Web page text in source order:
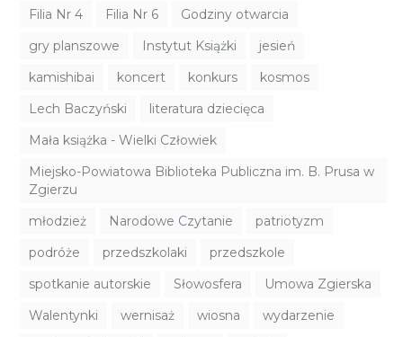
Filia Nr 4
Filia Nr 6
Godziny otwarcia
gry planszowe
Instytut Książki
jesień
kamishibai
koncert konkurs
kosmos
Lech Baczyński
literatura dziecięca
Mała książka - Wielki Człowiek
Miejsko-Powiatowa Biblioteka Publiczna im. B. Prusa w
Zgierzu
młodzież
Narodowe Czytanie
patriotyzm
podróże
przedszkolaki
przedszkole
spotkanie autorskie
Słowosfera
Umowa Zgierska
Walentynki
wernisaż wiosna
wydarzenie